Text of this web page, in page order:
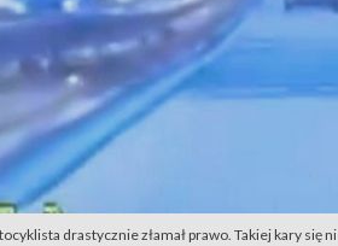
drastycznie złamał prawo. Takiej kary się